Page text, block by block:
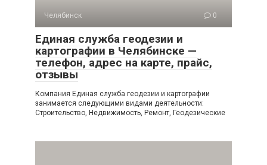
Челябинск 0
Единая служба геодезии и
картографии в Челябинске —
телефон, адрес на карте, прайс,
отзывы
Компания Единая служба геодезии и картографии
занимается следующими видами деятельности:
Строительство, Недвижимость, Ремонт, Геодезические